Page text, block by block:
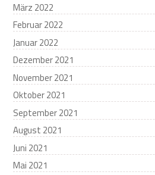
März 2022
Februar 2022
Januar 2022
Dezember 2021
November 2021
Oktober 2021
September 2021
August 2021
Juni 2021
Mai 2021